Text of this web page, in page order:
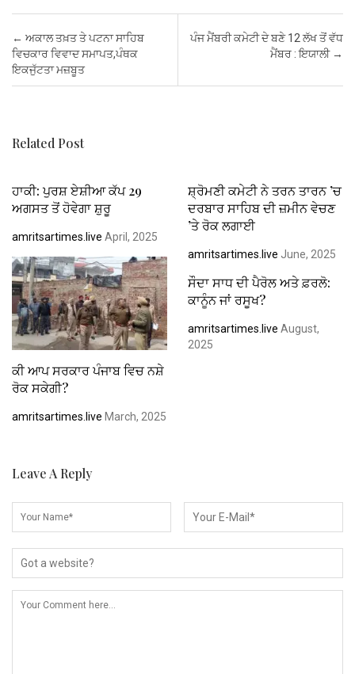
ce
b
o
o
tt
er
ail at
s
A
p
er
es
ke
dI
ail ar
e
Post navigation
← ਅਕਾਲ ਤਖ਼ਤ ਤੇ ਪਟਨਾ ਸਾਹਿਬ
ਵਿਚਕਾਰ ਵਿਵਾਦ ਸਮਾਪਤ,ਪੰਥਕ
ਇਕਜੁੱਟਤਾ ਮਜ਼ਬੂਤ
ਪੰਜ ਮੈਂਬਰੀ ਕਮੇਟੀ ਦੇ ਬਣੇ 12 ਲੱਖ ਤੋਂ ਵੱਧ
ਮੈਂਬਰ : ਇਯਾਲੀ →
Related Post
ਹਾਕੀ: ਪੁਰਸ਼ ਏਸ਼ੀਆ ਕੱਪ 29
ਅਗਸਤ ਤੋਂ ਹੋਵੇਗਾ ਸ਼ੁਰੂ
amritsartimes.live April, 2025
ਸ਼੍ਰੋਮਣੀ ਕਮੇਟੀ ਨੇ ਤਰਨ ਤਾਰਨ ’ਚ
ਦਰਬਾਰ ਸਾਹਿਬ ਦੀ ਜ਼ਮੀਨ ਵੇਚਣ
’ਤੇ ਰੋਕ ਲਗਾਈ
amritsartimes.live June, 2025
ਕੀ ਆਪ ਸਰਕਾਰ ਪੰਜਾਬ ਵਿਚ ਨਸ਼ੇ
ਰੋਕ ਸਕੇਗੀ?
amritsartimes.live March, 2025
ਸੌਦਾ ਸਾਧ ਦੀ ਪੈਰੋਲ ਅਤੇ ਫ਼ਰਲੋ:
ਕਾਨੂੰਨ ਜਾਂ ਰਸੂਖ?
amritsartimes.live August,
2025
Leave A Reply